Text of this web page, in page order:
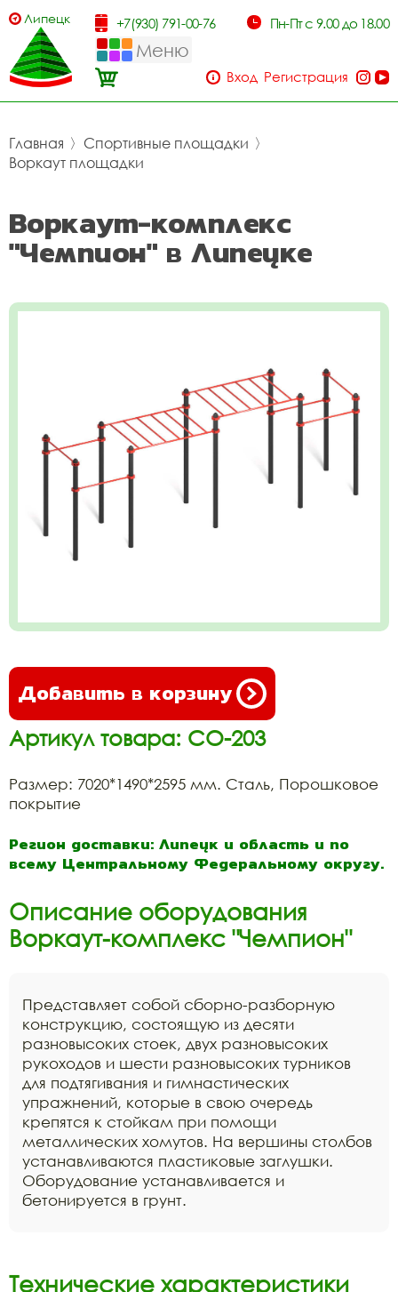
Липецк +7(930) 791-00-76 Пн-Пт с 9.00 до 18.00
Меню
Вход Регистрация
Главная 〉 Спортивные площадки 〉
Воркаут площадки
Воркаут-комплекс
"Чемпион" в Липецке
Добавить в корзину
Артикул товара: СО-203
Размер: 7020*1490*2595 мм. Сталь, Порошковое
покрытие
Регион доставки: Липецк и область и по
всему Центральному Федеральному округу.
Описание оборудования
Воркаут-комплекс "Чемпион"
Представляет собой сборно-разборную
конструкцию, состоящую из десяти
разновысоких стоек, двух разновысоких
рукоходов и шести разновысоких турников
для подтягивания и гимнастических
упражнений, которые в свою очередь
крепятся к стойкам при помощи
металлических хомутов. На вершины столбов
устанавливаются пластиковые заглушки.
Оборудование устанавливается и
бетонируется в грунт.
Технические характеристики